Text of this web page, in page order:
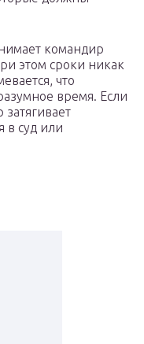
командир
этом сроки никак
что
время. Если
в суд или